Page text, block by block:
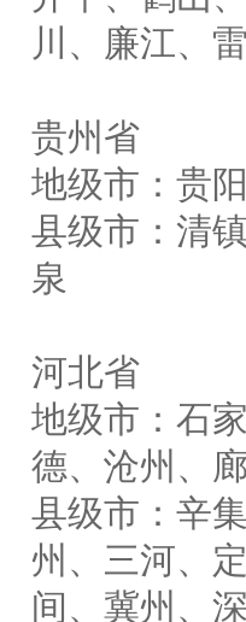
川、廉江、
贵州省
地级市：贵
县级市：清
泉
河北省
地级市：石
德、沧州、
县级市：辛
州、三河、
间、冀州、